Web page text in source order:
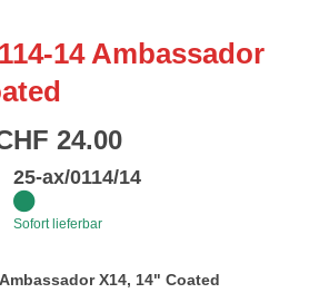
14 Ambassador
24.00
25-ax/0114/14
Sofort lieferbar
X14, 14" Coated